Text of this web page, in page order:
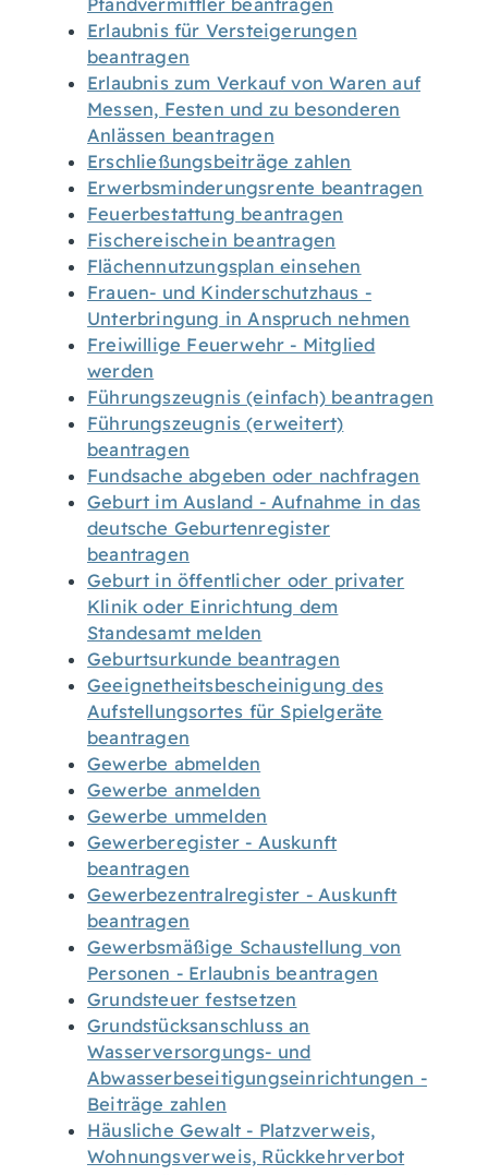
Pfandvermittler beantragen
Erlaubnis für Versteigerungen
beantragen
Erlaubnis zum Verkauf von Waren auf
Messen, Festen und zu besonderen
Anlässen beantragen
Erschließungsbeiträge zahlen
Erwerbsminderungsrente beantragen
Feuerbestattung beantragen
Fischereischein beantragen
Flächennutzungsplan einsehen
Frauen- und Kinderschutzhaus -
Unterbringung in Anspruch nehmen
Freiwillige Feuerwehr - Mitglied
werden
Führungszeugnis (einfach) beantragen
Führungszeugnis (erweitert)
beantragen
Fundsache abgeben oder nachfragen
Geburt im Ausland - Aufnahme in das
deutsche Geburtenregister
beantragen
Geburt in öffentlicher oder privater
Klinik oder Einrichtung dem
Standesamt melden
Geburtsurkunde beantragen
Geeignetheitsbescheinigung des
Aufstellungsortes für Spielgeräte
beantragen
Gewerbe abmelden
Gewerbe anmelden
Gewerbe ummelden
Gewerberegister - Auskunft
beantragen
Gewerbezentralregister - Auskunft
beantragen
Gewerbsmäßige Schaustellung von
Personen - Erlaubnis beantragen
Grundsteuer festsetzen
Grundstücksanschluss an
Wasserversorgungs- und
Abwasserbeseitigungseinrichtungen -
Beiträge zahlen
Häusliche Gewalt - Platzverweis,
Wohnungsverweis, Rückkehrverbot